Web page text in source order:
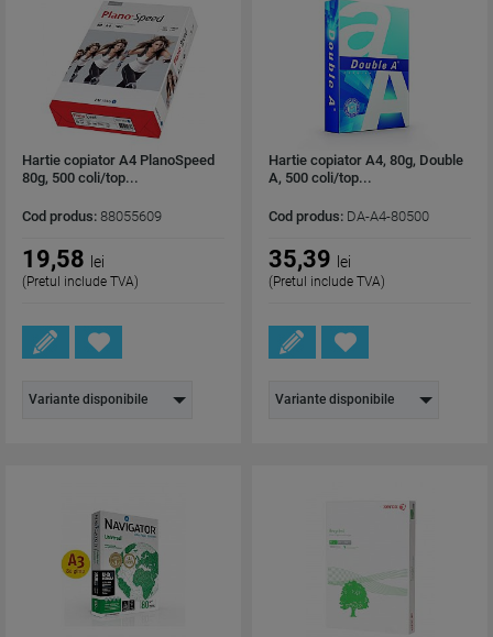
Hartie copiator A4 PlanoSpeed
80g, 500 coli/top...
Cod produs: 88055609
19,58 lei
(Pretul include TVA)
Variante disponibile
Hartie copiator A4, 80g, Double
A, 500 coli/top...
Cod produs: DA-A4-80500
35,39 lei
(Pretul include TVA)
Variante disponibile